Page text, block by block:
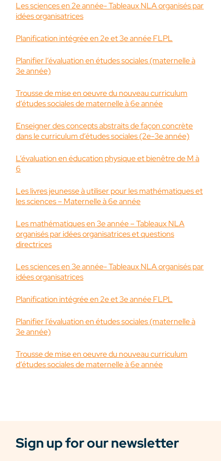
Les sciences en 2e année- Tableaux NLA organisés par
idées organisatrices
Planification intégrée en 2e et 3e année FLPL
Planifier l’évaluation en études sociales (maternelle à
3e année)
Trousse de mise en oeuvre du nouveau curriculum
d’études sociales de maternelle à 6e année
Enseigner des concepts abstraits de façon concrète
dans le curriculum d’études sociales (2e-3e année)
L’évaluation en éducation physique et bienêtre de M à
6
Les livres jeunesse à utiliser pour les mathématiques et
les sciences – Maternelle à 6e année
Les mathématiques en 3e année – Tableaux NLA
organisés par idées organisatrices et questions
directrices
Les sciences en 3e année- Tableaux NLA organisés par
idées organisatrices
Planification intégrée en 2e et 3e année FLPL
Planifier l’évaluation en études sociales (maternelle à
3e année)
Trousse de mise en oeuvre du nouveau curriculum
d’études sociales de maternelle à 6e année
Sign up for our newsletter